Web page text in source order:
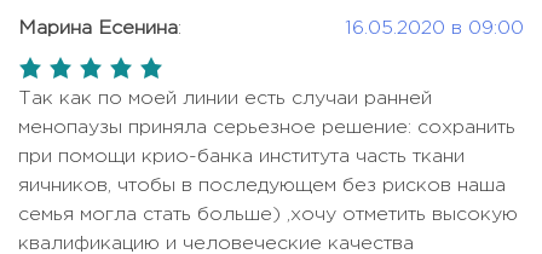
Марина Есенина: 16.05.2020 в 09:00
5,0
rating
Так как по моей линии есть случаи ранней
менопаузы приняла серьезное решение: сохранить
при помощи крио-банка института часть ткани
яичников, чтобы в последующем без рисков наша
семья могла стать больше) ,хочу отметить высокую
квалификацию и человеческие качества